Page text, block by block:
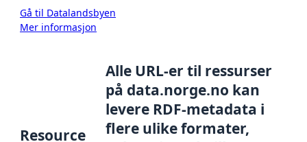
Gå til Datalandsbyen
Mer informasjon
Resource
Alle URL-er til ressurser
på data.norge.no kan
levere RDF-metadata i
flere ulike formater,